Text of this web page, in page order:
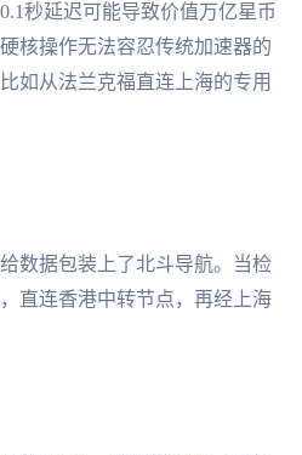
秒延迟可能导致价值万亿星币
核操作无法容忍传统加速器的
如从法兰克福直连上海的专用
数据包装上了北斗导航。当检
直连香港中转节点，再经上海